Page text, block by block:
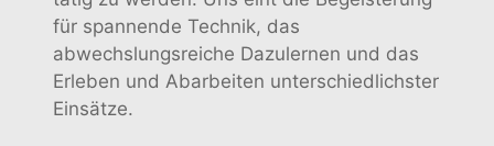
für spannende Technik, das
abwechslungsreiche Dazulernen und das
Erleben und Abarbeiten unterschiedlichster
Einsätze.